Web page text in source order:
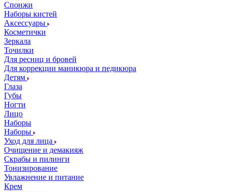
Спонжи
Наборы кистей
Аксессуары
Косметички
Зеркала
Точилки
Для ресниц и бровей
Для коррекции маникюра и педикюра
Детям
Глаза
Губы
Ногти
Лицо
Наборы
Наборы
Уход для лица
Очищение и демакияж
Скрабы и пилинги
Тонизирование
Увлажнение и питание
Крем